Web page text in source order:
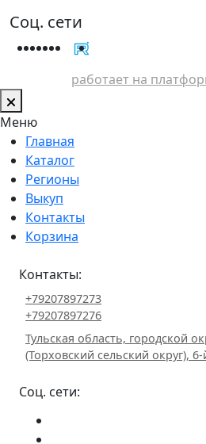
Соц. сети
работает на
Меню
Главная
Каталог
Регионы
Выкуп
Контакты
Корзина
Контакты:
+79207897273
+79207897276
Тульская область, городской
(Торховский сельский округ),
Соц. сети: